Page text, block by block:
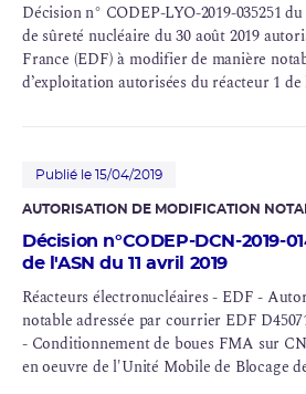
Décision n° CODEP-LYO-2019-035251
de sûreté nucléaire du 30 août 2019
France (EDF) à modifier de manière
d’exploitation autorisées du réacteur 1
Publié le 15/04/2019
AUTORISATION DE MODIFICATION
Décision n°CODEP-DCN-2019-
de l'ASN du 11 avril 2019
Réacteurs électronucléaires - EDF -
notable adressée par courrier EDF
- Conditionnementde boues FMA sur
en oeuvre de l'Unité Mobile de Blocage